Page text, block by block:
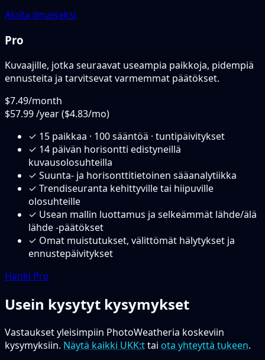
Aloita ilmaiseksi
Pro
Kuvaajille, jotka seuraavat useampia paikkoja, pidempiä
ennusteita ja tarvitsevat varmemmat päätökset.
$7.49/month
$57.99/year($4.83/mo)
✓ 15 paikkaa · 100 sääntöä · tuntipäivitykset
✓ 14 päivän horisontti edistyneillä
kuvausolosuhteilla
✓ Suunta- ja horisonttitietoinen sääanalytiikka
✓ Trendiseuranta kehittyville tai hiipuville
olosuhteille
✓ Usean mallin luottamus ja selkeämmät lähde/älä
lähde -päätökset
✓ Omat muistutukset, välittömät hälytykset ja
ennustepäivitykset
Hanki Pro
Usein kysytyt kysymykset
Vastaukset yleisimpiin PhotoWeatheria koskeviin
kysymyksiin. Näytä kaikki UKK:ttai ota yhteyttä tukeen.